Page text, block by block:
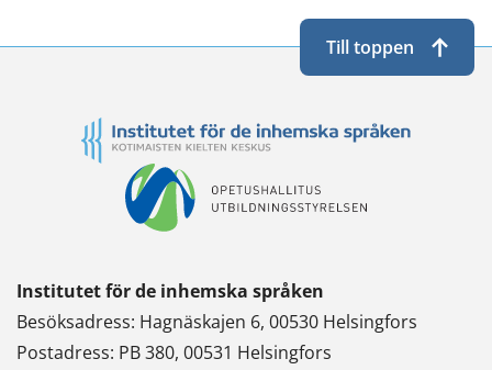
Institutet för de inhemska språken
Besöksadress: Hagnäskajen 6, 00530 Helsingfors
Postadress: PB 380, 00531 Helsingfors
Till toppen